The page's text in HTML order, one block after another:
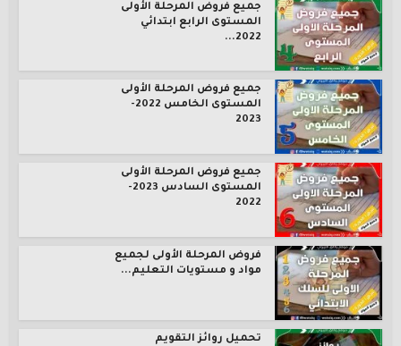
جميع فروض المرحلة الأولى
المستوى الرابع ابتدائي
2022...
جميع فروض المرحلة الأولى
المستوى الخامس 2022-
2023
جميع فروض المرحلة الأولى
المستوى السادس 2023-
2022
فروض المرحلة الأولى لجميع
مواد و مستويات التعليم...
تحميل روائز التقويم